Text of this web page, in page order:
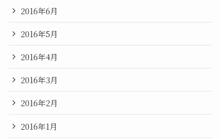
2016年6月
2016年5月
2016年4月
2016年3月
2016年2月
2016年1月